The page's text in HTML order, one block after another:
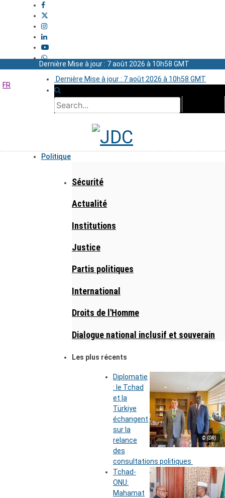
Dernière Mise à jour : 7 août 2026 à 10h58 GMT
Dernière Mise à jour : 7 août 2026 à 10h58 GMT
FR
Politique
Sécurité
Actualité
Institutions
Justice
Partis politiques
International
Droits de l'Homme
Dialogue national inclusif et souverain
Les plus récents
© (DR)
Diplomatie
: le Tchad
et la
Türkiye
échangent
sur la
relance
des
consultations politiques
Tchad-
ONU:
Mahamat